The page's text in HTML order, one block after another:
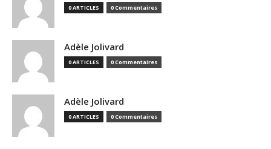
0 ARTICLES 0 Commentaires
Adèle Jolivard
0 ARTICLES 0 Commentaires
Adèle Jolivard
0 ARTICLES 0 Commentaires